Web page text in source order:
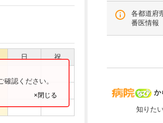
日 祝
認ください。
×閉じる
各都道府
番医情報
病
か
知りた